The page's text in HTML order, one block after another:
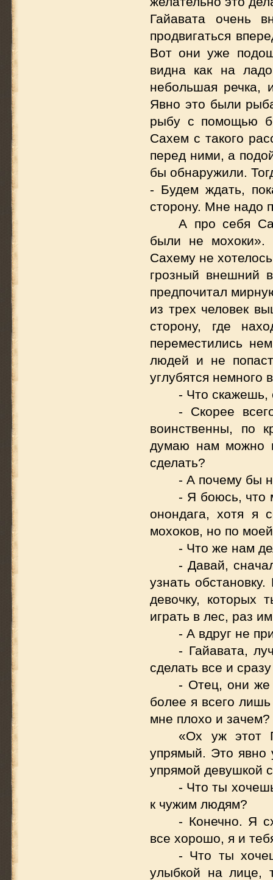
Гайавата очень
продвигаться
Вот они уже
видна как на
небольшая речка,
Явно это были
рыбу с помощью
Сахем с такого
перед ними, а
бы обнаружили.
- Будем ждать,
сторону. Мне надо
А про себя
были не мохоки».
Сахему не
грозный внешний
предпочитал
из трех человек
сторону, где
переместились
людей и не
углубятся немного
- Что
- Скорее
воинственны, по
думаю нам можно
сделать?
- А почему бы
- Я боюсь, что
онондага, хотя я
мохоков, но по
- Что же нам
- Давай,
узнать
девочку, которых
играть в лес, раз
- А вдруг не
- Гайавата,
сделать все и
- Отец, они же
более я всего
мне плохо и зачем?
«Ох уж этот
упрямый. Это явно
упрямой девушкой
- Что ты
к чужим людям?
- Конечно. Я
все хорошо, я и
- Что ты
улыбкой на лице,